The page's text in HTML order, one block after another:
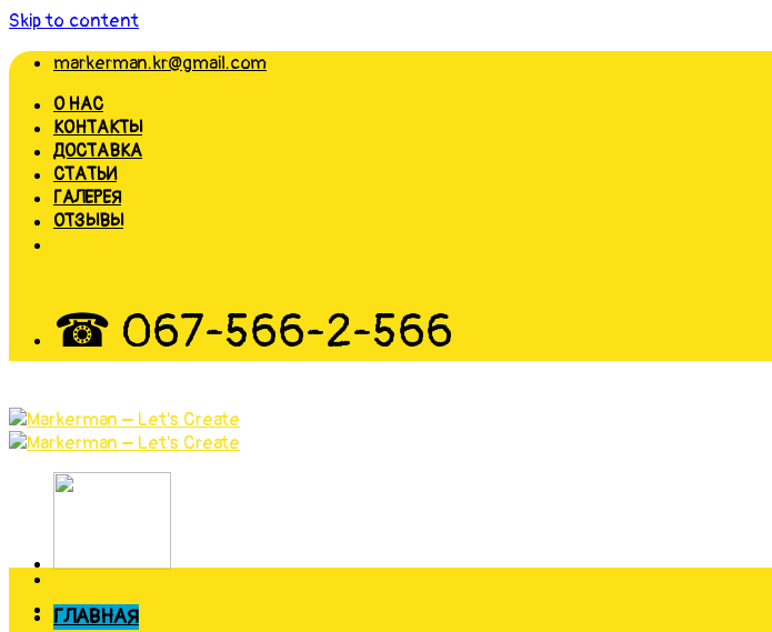
Skip to content
markerman.kr@gmail.com
О НАС
КОНТАКТЫ
ДОСТАВКА
СТАТЬИ
ГАЛЕРЕЯ
ОТЗЫВЫ
☎ 067-566-2-566
ГЛАВНАЯ